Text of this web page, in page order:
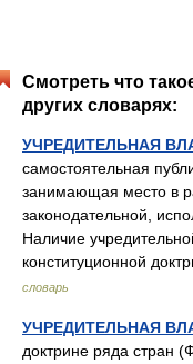
Смотреть что
других словарях:
УЧРЕДИТЕЛЬНАЯ
самостоятельная
занимающая место в
законодательной,
Наличие
конституционной
словарь
УЧРЕДИТЕЛЬНАЯ
доктрине ряда стран